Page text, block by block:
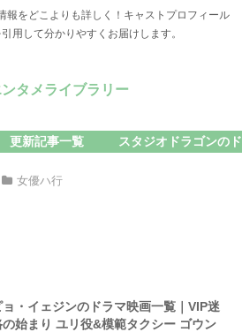
報をどこよりも詳しく！キャストプロフィール
用して分かりやすくお届けします。
タメライブラリー
更新記事一覧 スタジオドラゴンの
女優ハ行
ョ・イェジンのドラマ映画一覧｜VIP迷
の始まり ユリ役&模範タクシー ゴウン